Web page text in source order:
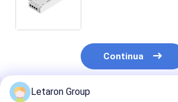
Continua
Letaron Group